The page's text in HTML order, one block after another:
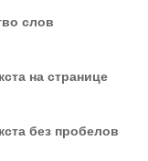
слов
на странице
без пробелов